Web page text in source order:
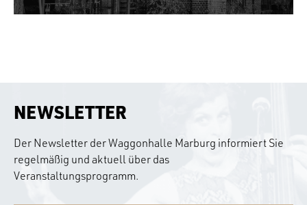
NEWSLETTER
Der Newsletter der Waggonhalle Marburg informiert Sie
regelmäßig und aktuell über das
Veranstaltungsprogramm.